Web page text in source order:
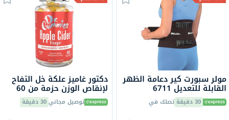
مولر سبورت كير دعامة الظهر
القابلة للتعديل 6711
30 دقيقة تصلك في
دكتور غاميز علكة خل التفاح
لإنقاص الوزن حزمة من 60
توصيل مجاني30 دقيقة